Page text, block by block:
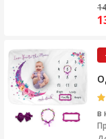
14
в